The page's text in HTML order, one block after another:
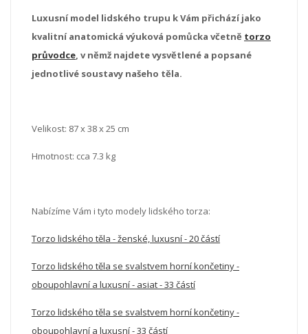
Luxusní model lidského trupu k Vám přichází jako
kvalitní anatomická výuková pomůcka včetně torzo
průvodce, v němž najdete vysvětlené a popsané
jednotlivé soustavy našeho těla.
Velikost: 87 x 38 x 25 cm
Hmotnost: cca 7.3 kg
Nabízíme Vám i tyto modely lidského torza:
Torzo lidského těla - ženské, luxusní - 20 částí
Torzo lidského těla se svalstvem horní končetiny -
oboupohlavní a luxusní - asiat - 33 částí
Torzo lidského těla se svalstvem horní končetiny -
oboupohlavní a luxusní - 33 částí